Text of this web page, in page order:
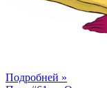
Подробней »